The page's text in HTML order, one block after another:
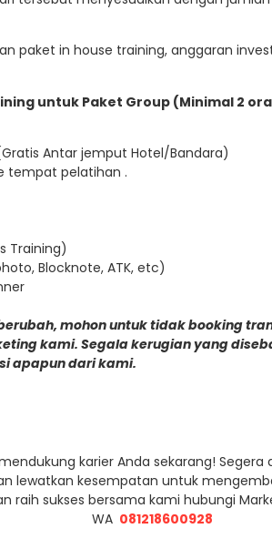
paket in house training, anggaran
untuk Paket Group (Minimal 2
Antar jemput Hotel/Bandara)
tempat pelatihan .
Training)
Blocknote, ATK, etc)
mohon untuk tidak booking
kami. Segala kerugian yang
apapun dari kami.
karier Anda sekarang!
lewatkan kesempatan untuk
raih sukses bersama kami hubungi
WA 081218600928